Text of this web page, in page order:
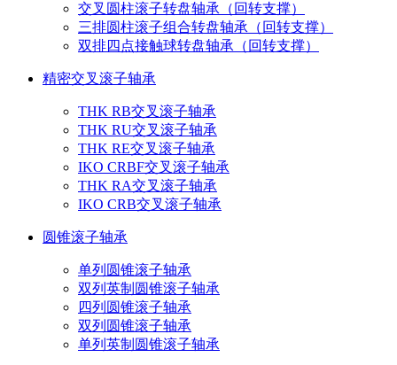
交叉圆柱滚子转盘轴承（回转支撑）
三排圆柱滚子组合转盘轴承（回转支撑）
双排四点接触球转盘轴承（回转支撑）
精密交叉滚子轴承
THK RB交叉滚子轴承
THK RU交叉滚子轴承
THK RE交叉滚子轴承
IKO CRBF交叉滚子轴承
THK RA交叉滚子轴承
IKO CRB交叉滚子轴承
圆锥滚子轴承
单列圆锥滚子轴承
双列英制圆锥滚子轴承
四列圆锥滚子轴承
双列圆锥滚子轴承
单列英制圆锥滚子轴承